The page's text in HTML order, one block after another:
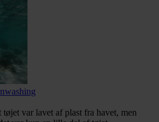
var lavet af plast fra havet, men